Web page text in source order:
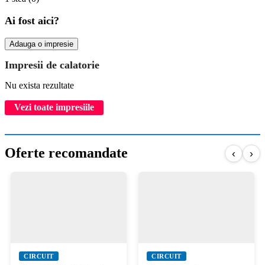
Ai fost aici?
Adauga o impresie
Impresii de calatorie
Nu exista rezultate
Vezi toate impresiile
Oferte recomandate ‹ ›
CIRCUIT CIRCUIT